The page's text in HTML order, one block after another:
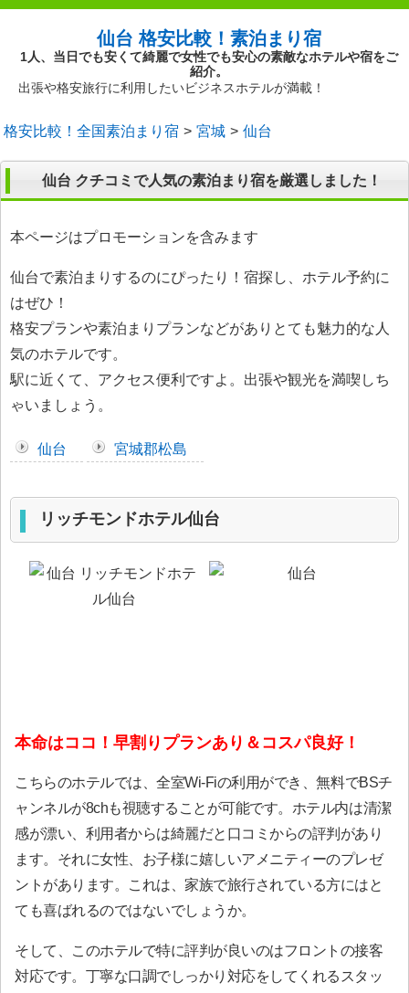
仙台 格安比較！素泊まり宿
1人、当日でも安くて綺麗で女性でも安心の素敵なホテルや宿をご
紹介。
出張や格安旅行に利用したいビジネスホテルが満載！
格安比較！全国素泊まり宿 宮城 仙台
仙台 クチコミで人気の素泊まり宿を厳選しました！
本ページはプロモーションを含みます
仙台で素泊まりするのにぴったり！宿探し、ホテル予約に
はぜひ！
格安プランや素泊まりプランなどがありとても魅力的な人
気のホテルです。
駅に近くて、アクセス便利ですよ。出張や観光を満喫しち
ゃいましょう。
仙台 宮城郡松島
リッチモンドホテル仙台
本命はココ！早割りプランあり＆コスパ良好！
こちらのホテルでは、全室Wi-Fiの利用ができ、無料でBSチ
ャンネルが8chも視聴することが可能です。ホテル内は清潔
感が漂い、利用者からは綺麗だと口コミからの評判があり
ます。それに女性、お子様に嬉しいアメニティーのプレゼ
ントがあります。これは、家族で旅行されている方にはと
ても喜ばれるのではないでしょうか。
そして、このホテルで特に評判が良いのはフロントの接客
対応です。丁寧な口調でしっかり対応をしてくれるスタッ